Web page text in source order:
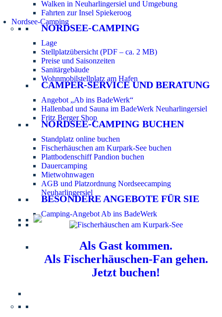
Walken in Neuharlingersiel und Umgebung
Fahrten zur Insel Spiekeroog
Nordsee-Camping
NORDSEE-CAMPING
Lage
Stellplatzübersicht (PDF – ca. 2 MB)
Preise und Saisonzeiten
Sanitärgebäude
Wohnmobilstellplatz am Hafen
CAMPER-SERVICE UND BERATUNG
Angebot „Ab ins BadeWerk“
Hallenbad und Sauna im BadeWerk Neuharlingersiel
Fritz Berger Shop
NORDSEE-CAMPING BUCHEN
Standplatz online buchen
Fischerhäuschen am Kurpark-See buchen
Plattbodenschiff Pandion buchen
Dauercamping
Mietwohnwagen
AGB und Platzordnung Nordseecamping
Neuharlingersiel
BESONDERE ANGEBOTE FÜR SIE
Camping-Angebot Ab ins BadeWerk
Als Gast kommen.
Als Fischerhäuschen-Fan gehen.
Jetzt buchen!